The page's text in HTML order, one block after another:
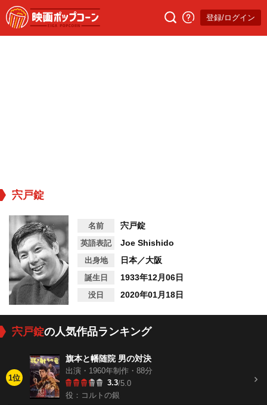
登録/ログイン
宍戸錠
名前 宍戸錠
英語表記 Joe Shishido
出身地 日本／大阪
誕生日 1933年12月06日
没日 2020年01月18日
宍戸錠の人気作品ランキング
1位
旗本と幡随院 男の対決
出演・1960年制作・88分
3.3/5.0
役：コルトの銀